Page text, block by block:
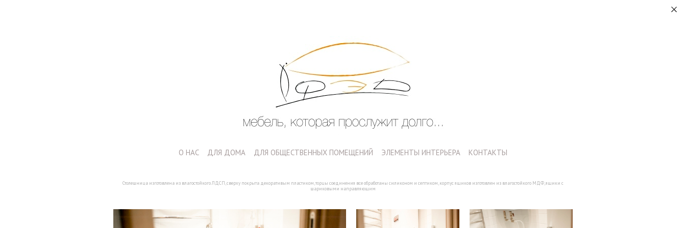
О НАС ДЛЯ ДОМА ДЛЯ ОБЩЕСТВЕННЫХ ПОМЕЩЕНИЙ ЭЛЕМЕНТЫ ИНТЕРЬЕРА КОНТАКТЫ
Столешница изготовлена из влагостойкого ЛДСП, сверху покрыта декоративым пластиком, торцы соединения все обработаны силиконом и септиком, корпус ящиков изготовлен из влагостойкого МДФ, ящики с
шариковыми направляющим